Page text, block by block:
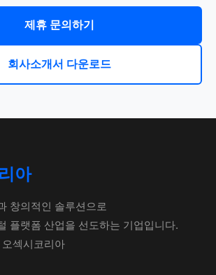
제휴 문의하기
회사소개서 다운로드
아
창의적인 솔루션으로
플랫폼 산업을 선도하는 기업입니다.
섹시코리아